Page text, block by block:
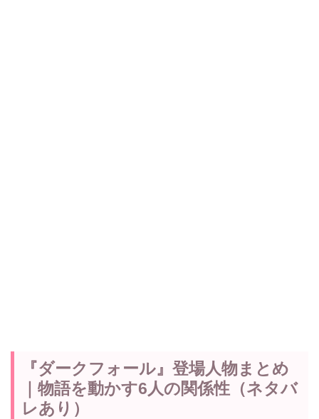
『ダークフォール』登場人物まとめ
｜物語を動かす6人の関係性（ネタバ
レあり）